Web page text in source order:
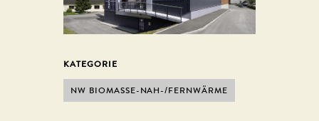
KATEGORIE
NW BIOMASSE-NAH-/FERNWÄRME